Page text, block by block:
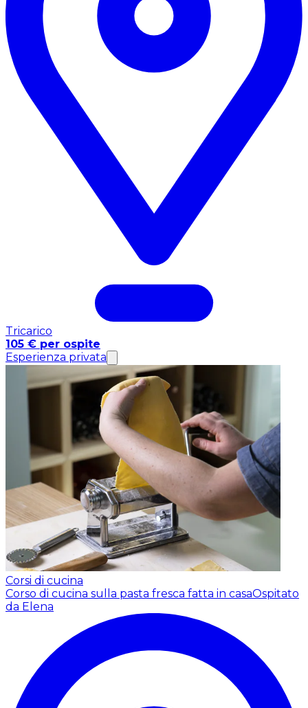
Tricarico
105 € per ospite
Esperienza privata
Corsi di cucina
Corso di cucina sulla pasta fresca fatta in casaOspitato
da Elena